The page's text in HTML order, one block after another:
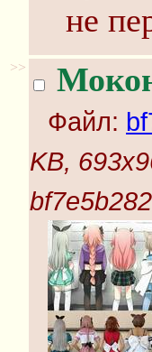
не
>>
Файл:
KB,